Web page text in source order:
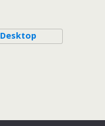
Desktop